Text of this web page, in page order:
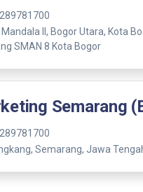
Mandala ll, Bogor Utara, Kota
SMAN 8 Kota Bogor
Semarang
Semarang, Jawa